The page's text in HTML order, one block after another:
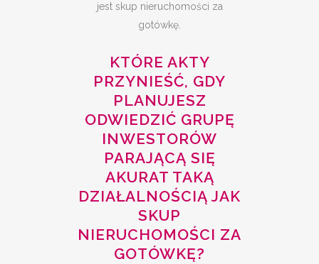
jest skup nieruchomości za
gotówkę.
KTÓRE AKTY
PRZYNIEŚĆ, GDY
PLANUJESZ
ODWIEDZIĆ GRUPĘ
INWESTORÓW
PARAJĄCĄ SIĘ
AKURAT TAKĄ
DZIAŁALNOŚCIĄ JAK
SKUP
NIERUCHOMOŚCI ZA
GOTÓWKĘ?